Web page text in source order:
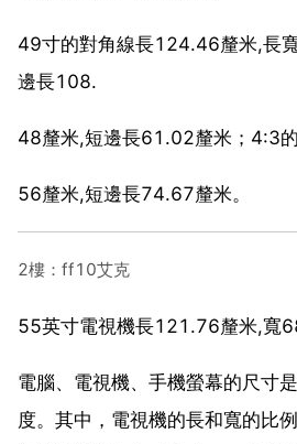
49寸的對角線長124.46釐米,長
邊長108.
48釐米,短邊長61.02釐米；4:3
56釐米,短邊長74.67釐米。
2樓：ff10艾克
55英寸電視機長121.76釐米,寬
電腦、電視機、手機螢幕的尺寸
度。其中，電視機的長和寬的比